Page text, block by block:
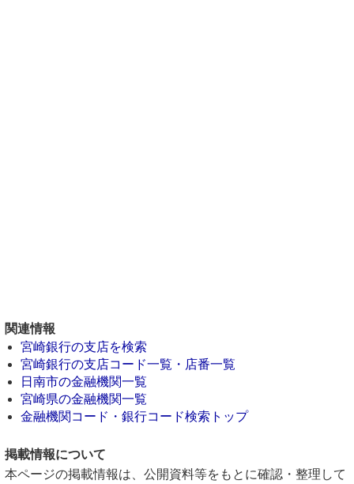
関連情報
宮崎銀行の支店を検索
宮崎銀行の支店コード一覧・店番一覧
日南市の金融機関一覧
宮崎県の金融機関一覧
金融機関コード・銀行コード検索トップ
掲載情報について
本ページの掲載情報は、公開資料等をもとに確認・整理して